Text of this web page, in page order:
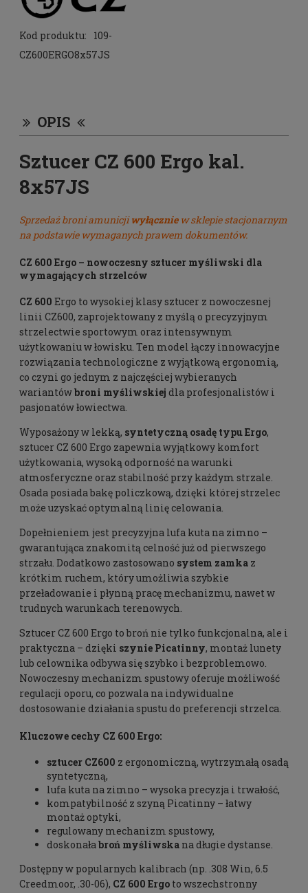
Kod produktu:
109-
CZ600ERGO8x57JS
OPIS
Sztucer CZ 600 Ergo kal.
8x57JS
Sprzedaż broni amunicjiwyłączniew sklepie stacjonarnym
na podstawie wymaganych prawem dokumentów.
CZ 600 Ergo – nowoczesny sztucer myśliwski dla
wymagających strzelców
CZ 600 Ergo to wysokiej klasy sztucer z nowoczesnej
linii CZ600, zaprojektowany z myślą o precyzyjnym
strzelectwie sportowym oraz intensywnym
użytkowaniu w łowisku. Ten model łączy innowacyjne
rozwiązania technologiczne z wyjątkową ergonomią,
co czyni go jednym z najczęściej wybieranych
wariantówbroni myśliwskiej dla profesjonalistów i
pasjonatów łowiectwa.
Wyposażony w lekką, syntetyczną osadę typu Ergo,
sztucer CZ 600 Ergo zapewnia wyjątkowy komfort
użytkowania, wysoką odporność na warunki
atmosferyczne oraz stabilność przy każdym strzale.
Osada posiada bakę policzkową, dzięki której strzelec
może uzyskać optymalną linię celowania.
Dopełnieniem jest precyzyjna lufa kuta na zimno –
gwarantująca znakomitą celność już od pierwszego
strzału. Dodatkowo zastosowano system zamka z
krótkim ruchem, który umożliwia szybkie
przeładowanie i płynną pracę mechanizmu, nawet w
trudnych warunkach terenowych.
Sztucer CZ 600 Ergo to broń nie tylko funkcjonalna, ale i
praktyczna – dzięki szynie Picatinny, montaż lunety
lub celownika odbywa się szybko i bezproblemowo.
Nowoczesny mechanizm spustowy oferuje możliwość
regulacji oporu, co pozwala na indywidualne
dostosowanie działania spustu do preferencji strzelca.
Kluczowe cechy CZ 600 Ergo:
sztucer CZ600 z ergonomiczną, wytrzymałą osadą
syntetyczną,
lufa kuta na zimno – wysoka precyzja i trwałość,
kompatybilność z szyną Picatinny – łatwy
montaż optyki,
regulowany mechanizm spustowy,
doskonała broń myśliwska na długie dystanse.
Dostępny w popularnych kalibrach (np. .308 Win, 6.5
Creedmoor, .30-06), CZ 600 Ergo to wszechstronny